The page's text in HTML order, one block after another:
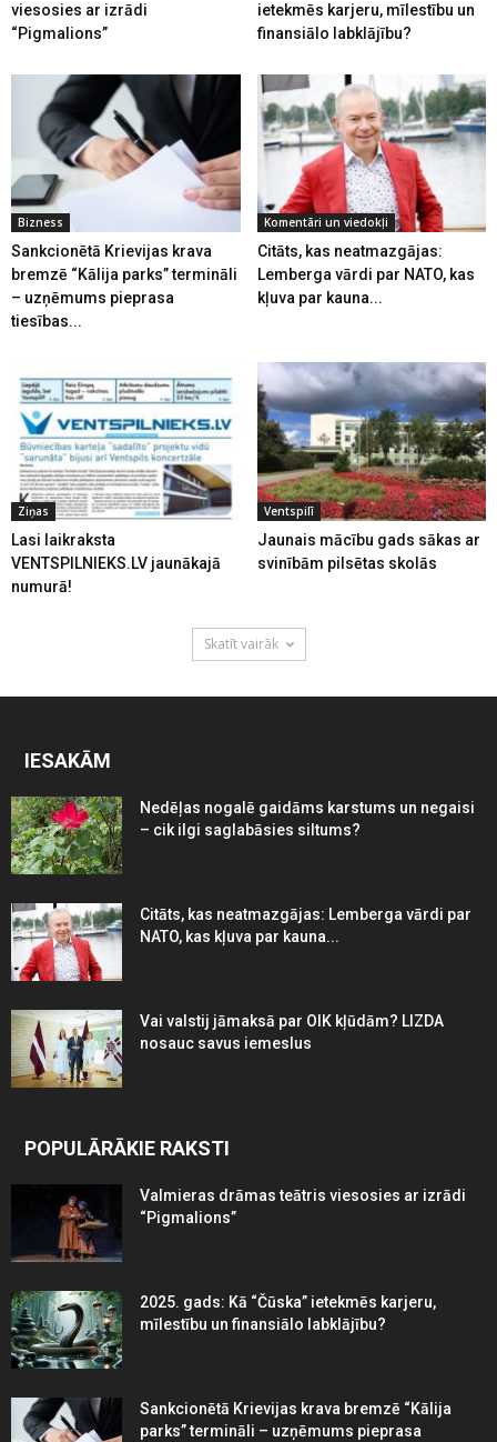
viesosies ar izrādi
“Pigmalions”
ietekmēs karjeru, mīlestību un
finansiālo labklājību?
Bizness
Sankcionētā Krievijas krava
bremzē “Kālija parks” termināli
– uzņēmums pieprasa
tiesības...
Komentāri un viedokļi
Citāts, kas neatmazgājas:
Lemberga vārdi par NATO, kas
kļuva par kauna...
Ziņas
Lasi laikraksta
VENTSPILNIEKS.LV jaunākajā
numurā!
Ventspilī
Jaunais mācību gads sākas ar
svinībām pilsētas skolās
Skatīt vairāk
IESAKĀM
Nedēļas nogalē gaidāms karstums un negaisi
– cik ilgi saglabāsies siltums?
Citāts, kas neatmazgājas: Lemberga vārdi par
NATO, kas kļuva par kauna...
Vai valstij jāmaksā par OIK kļūdām? LIZDA
nosauc savus iemeslus
POPULĀRĀKIE RAKSTI
Valmieras drāmas teātris viesosies ar izrādi
“Pigmalions”
2025. gads: Kā “Čūska” ietekmēs karjeru,
mīlestību un finansiālo labklājību?
Sankcionētā Krievijas krava bremzē “Kālija
parks” termināli – uzņēmums pieprasa